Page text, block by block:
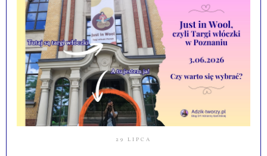
29 LIPCA